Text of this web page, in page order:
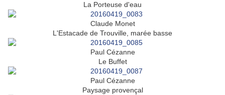
La Porteuse d'eau
Claude Monet
L'Estacade de Trouville, marée basse
Paul Cézanne
Le Buffet
Paul Cézanne
Paysage provençal